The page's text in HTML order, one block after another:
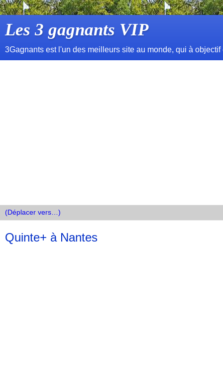
Les 3 gagnants VIP
3Gagnants est l'un des meilleurs site au monde, qui à
Quinte+ à Nantes